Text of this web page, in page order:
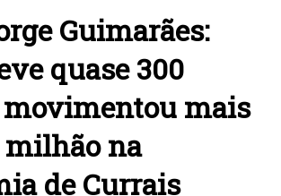
Guimarães:
quase 300
movimentou mais
milhão na
de Currais